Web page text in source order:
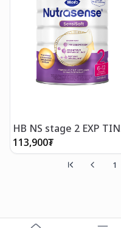
HB NS stage 2 EXP TIN
800g- Хүүхдийн сүү 6-12 сар
113,900₮
1